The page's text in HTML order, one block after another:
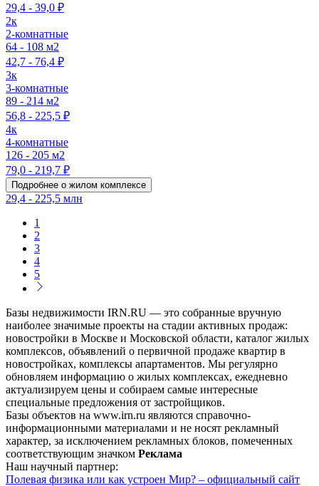
29,4 - 39,0 ₽
2к
2-комнатные
64 - 108 м2
42,7 - 76,4 ₽
3к
3-комнатные
89 - 214 м2
56,8 - 225,5 ₽
4к
4-комнатные
126 - 205 м2
79,0 - 219,7 ₽
Подробнее о жилом комплексе
29,4 - 225,5 млн
1
2
3
4
5
Базы недвижимости IRN.RU — это собранные вручную
наиболее значимые проекты на стадии активных продаж:
новостройки в Москве и Московской области, каталог жилых
комплексов, объявлений о первичной продаже квартир в
новостройках, комплексы апартаментов. Мы регулярно
обновляем информацию о жилых комплексах, ежедневно
актуализируем цены и собираем самые интересные
специальные предложения от застройщиков.
Базы объектов на www.irn.ru являются справочно-
информационными материалами и не носят рекламный
характер, за исключением рекламных блоков, помеченных
соответствующим значком Реклама
Наш научный партнер:
Полевая физика или как устроен Мир? – официальный сайт